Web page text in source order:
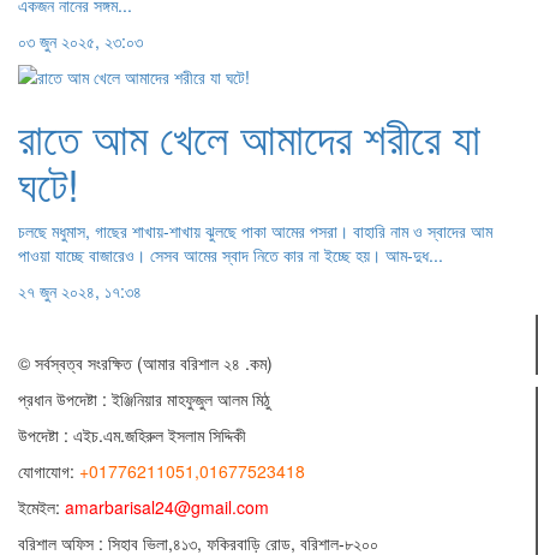
০৩ জুন ২০২৫, ২৩:০৩
রাতে আম খেলে আমাদের শরীরে যা
ঘটে!
চলছে মধুমাস, গাছের শাখায়-শাখায় ঝুলছে পাকা আমের পসরা। বাহারি নাম ও স্বাদের আম
পাওয়া যাচ্ছে বাজারেও। সেসব আমের স্বাদ নিতে কার না ইচ্ছে হয়। আম-দুধ...
২৭ জুন ২০২৪, ১৭:৩৪
© সর্বস্বত্ব সংরক্ষিত (আমার বরিশাল ২৪ .কম)
প্রধান ‍উপদেষ্টা : ‍ইঞ্জিনিয়ার মাহফুজুল আলম মিঠু
উপদেষ্টা : এইচ.এম.জহিরুল ইসলাম সিদ্দিকী
যোগাযোগ: +01776211051,01677523418
ইমেইল: amarbarisal24@gmail.com
বরিশাল অফিস : সিহাব ভিলা,৪১৩, ফকিরবাড়ি রোড, বরিশাল-৮২০০